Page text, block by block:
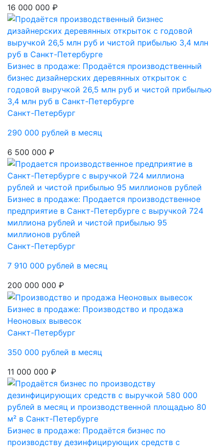
16 000 000 ₽
Бизнес в продаже: Продаётся производственный
бизнес дизайнерских деревянных открыток с
годовой выручкой 26,5 млн руб и чистой прибылью
3,4 млн руб в Санкт-Петербурге
Санкт-Петербург
290 000 рублей в месяц
6 500 000 ₽
Бизнес в продаже: Продается производственное
предприятие в Санкт-Петербурге с выручкой 724
миллиона рублей и чистой прибылью 95
миллионов рублей
Санкт-Петербург
7 910 000 рублей в месяц
200 000 000 ₽
Бизнес в продаже: Производство и продажа
Неоновых вывесок
Санкт-Петербург
350 000 рублей в месяц
11 000 000 ₽
Бизнес в продаже: Продаётся бизнес по
производству дезинфицирующих средств с